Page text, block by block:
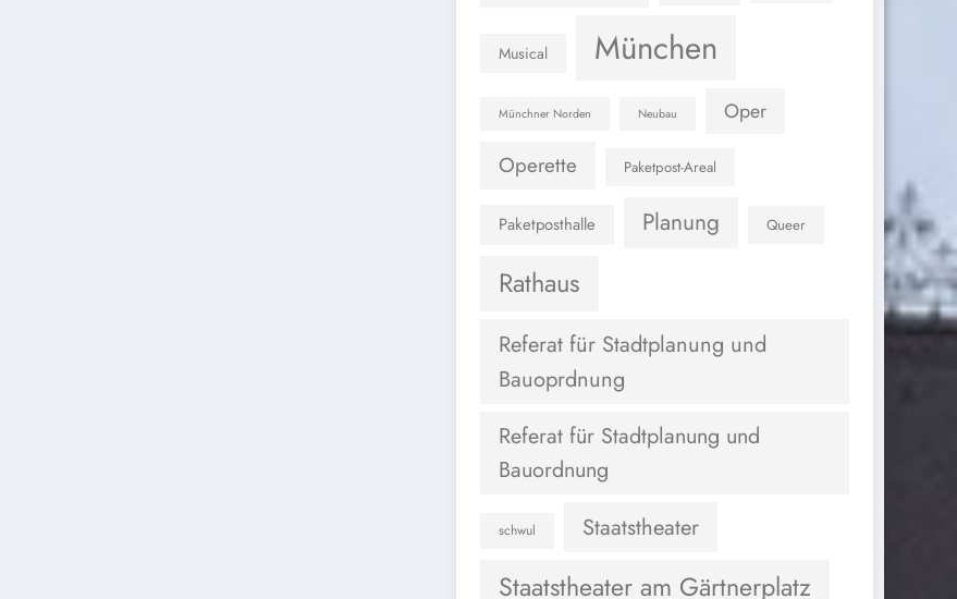
Musical München
Münchner Norden Neubau Oper
Operette Paketpost-Areal
Paketposthalle Planung Queer
Rathaus
Referat für Stadtplanung und
Bauoprdnung
Referat für Stadtplanung und
Bauordnung
schwul Staatstheater
Staatstheater am Gärtnerplatz